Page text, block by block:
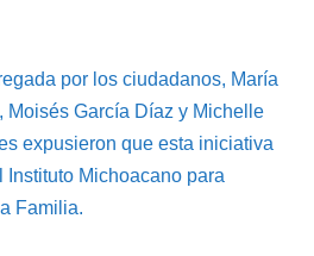
por los ciudadanos, María
Moisés García Díaz y Michelle
expusieron que esta iniciativa
Michoacano para
Familia.